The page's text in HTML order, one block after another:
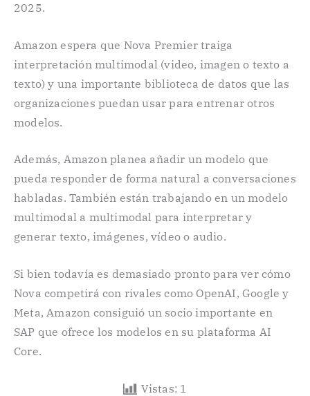
2025.
Amazon espera que Nova Premier traiga
interpretación multimodal (video, imagen o texto a
texto) y una importante biblioteca de datos que las
organizaciones puedan usar para entrenar otros
modelos.
Además, Amazon planea añadir un modelo que
pueda responder de forma natural a conversaciones
habladas. También están trabajando en un modelo
multimodal a multimodal para interpretar y
generar texto, imágenes, vídeo o audio.
Si bien todavía es demasiado pronto para ver cómo
Nova competirá con rivales como OpenAI, Google y
Meta, Amazon consiguió un socio importante en
SAP que ofrece los modelos en su plataforma AI
Core.
Vistas: 1